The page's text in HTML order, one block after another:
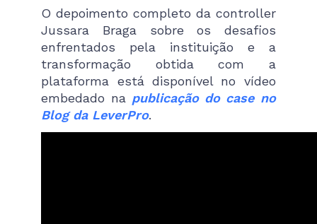
O depoimento completo da controller
Jussara Braga sobre os desafios
enfrentados pela instituição e a
transformação obtida com a
plataforma está disponível no vídeo
embedado na publicação do case no
Blog da LeverPro.